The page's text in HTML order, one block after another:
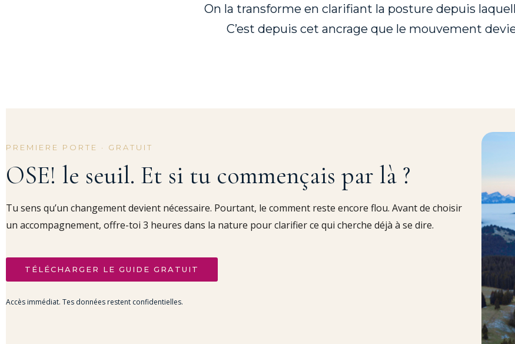
On la transforme en clarifiant la posture depuis
C’est depuis cet ancrage que le mouvement
PREMIERE PORTE · GRATUIT
OSE! le seuil. Et si tu commençais par là ?
Tu sens qu’un changement devient nécessaire. Pourtant, le comment reste encore flou. Avant de choisir
un accompagnement, offre-toi 3 heures dans la nature pour clarifier ce qui cherche déjà à se dire.
TÉLÉCHARGER LE GUIDE GRATUIT
Accès immédiat. Tes données restent confidentielles.